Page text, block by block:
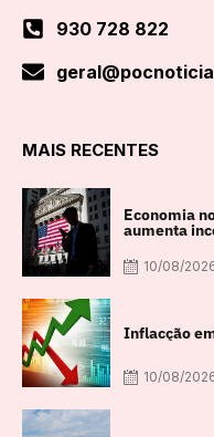
930 728 822
MAIS RECENTES
Economia
aumenta
10/08/
Inflacção
10/08/